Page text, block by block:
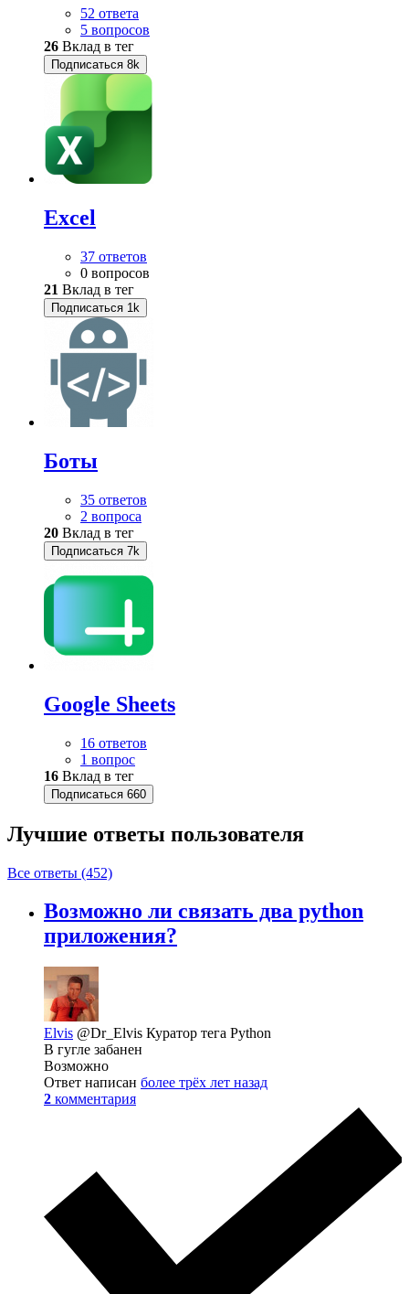
52 ответа
5 вопросов
26 Вклад в тег
Подписаться 8k
Excel
37 ответов
0 вопросов
21 Вклад в тег
Подписаться 1k
Боты
35 ответов
2 вопроса
20 Вклад в тег
Подписаться 7k
Google Sheets
16 ответов
1 вопрос
16 Вклад в тег
Подписаться 660
Лучшие ответы пользователя
Все ответы (452)
Возможно ли связать два python
приложения?
Elvis @Dr_Elvis Куратор тега Python
В гугле забанен
Возможно
Ответ написан более трёх лет назад
2 комментария